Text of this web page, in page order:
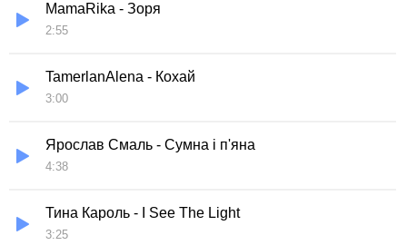
MamaRika - Зоря
2:55
TamerlanAlena - Кохай
3:00
Ярослав Смаль - Сумна і п'яна
4:38
Тина Кароль - I See The Light
3:25